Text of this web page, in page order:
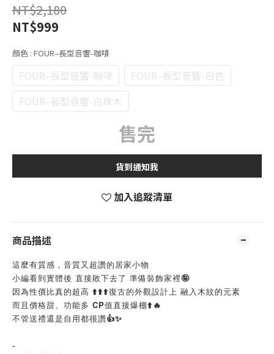
NT$2,180
NT$999
顏色 : FOUR–長型音響-咖啡
FOUR–長型音響-咖啡
FOUR–長型音響-白色
FOUR–長型音響-白橡木
售完
貨到通知我
加入追蹤清單
商品描述
這麼有質感，音質又超讚的居家小物
小編看到實體後 直接敗下去了 準備裝飾家裡🤪
因為性價比真的超高 ⬆️⬆️⬆️復古的外觀設計上 融入木紋的元素
而且價格甜、功能多 CP值直接爆棚⬆️🔥
不管送禮還是自用都很讚👍✨
-